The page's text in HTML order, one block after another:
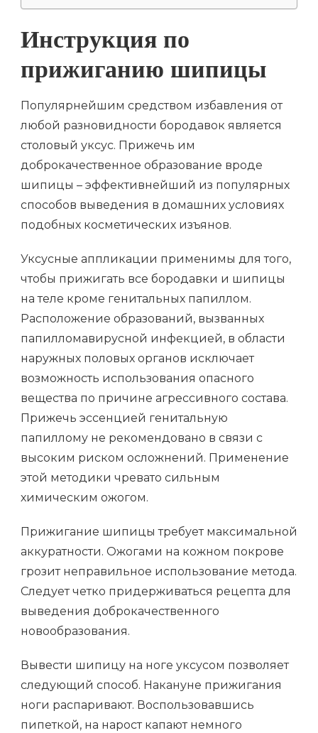
Инструкция по
прижиганию шипицы
Популярнейшим средством избавления от
любой разновидности бородавок является
столовый уксус. Прижечь им
доброкачественное образование вроде
шипицы – эффективнейший из популярных
способов выведения в домашних условиях
подобных косметических изъянов.
Уксусные аппликации применимы для того,
чтобы прижигать все бородавки и шипицы
на теле кроме генитальных папиллом.
Расположение образований, вызванных
папилломавирусной инфекцией, в области
наружных половых органов исключает
возможность использования опасного
вещества по причине агрессивного состава.
Прижечь эссенцией генитальную
папиллому не рекомендовано в связи с
высоким риском осложнений. Применение
этой методики чревато сильным
химическим ожогом.
Прижигание шипицы требует максимальной
аккуратности. Ожогами на кожном покрове
грозит неправильное использование метода.
Следует четко придерживаться рецепта для
выведения доброкачественного
новообразования.
Вывести шипицу на ноге уксусом позволяет
следующий способ. Накануне прижигания
ноги распаривают. Воспользовавшись
пипеткой, на нарост капают немного